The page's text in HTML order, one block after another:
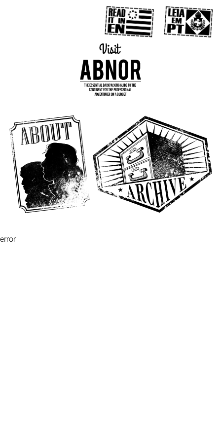
error